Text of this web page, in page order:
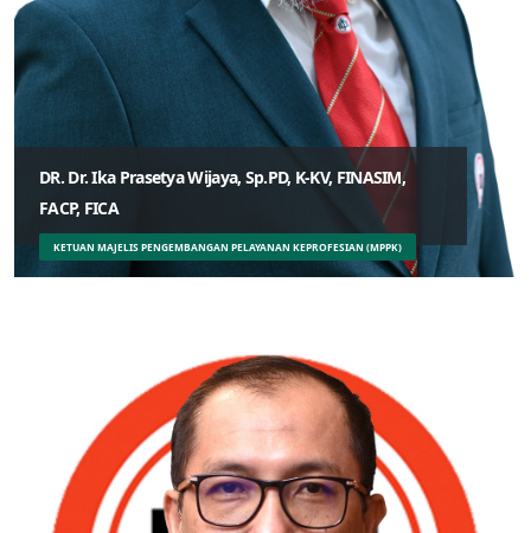
DR. Dr. Ika Prasetya Wijaya, Sp.PD, K-KV, FINASIM,
FACP, FICA
KETUAN MAJELIS PENGEMBANGAN PELAYANAN KEPROFESIAN (MPPK)